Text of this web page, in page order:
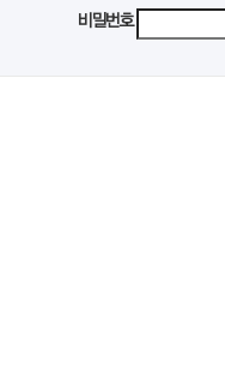
비밀번호